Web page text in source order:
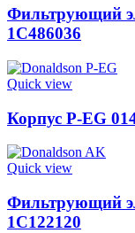
Фильтрующий
1C486036
Quick view
Корпус P-EG
Quick view
Фильтрующий
1C122120